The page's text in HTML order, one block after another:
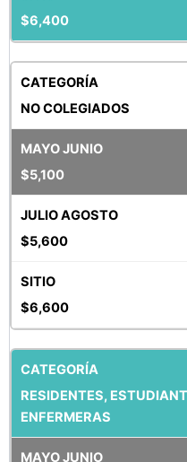
$6,400
NO COLEGIADOS
$5,100
$5,600
$6,600
RESIDENTES,
ENFERMERAS